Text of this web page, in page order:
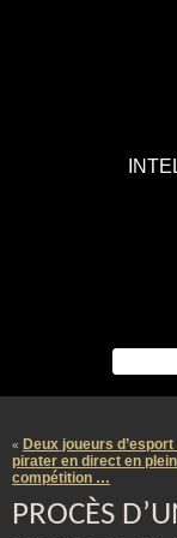
« Deux joueurs
pirater en direct en
compétition …
PROCÈS